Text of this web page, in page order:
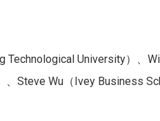
University）、
Steve Wu（Ivey Business